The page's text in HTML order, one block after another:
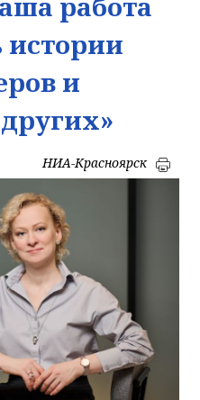
и
НИА-Красноярск